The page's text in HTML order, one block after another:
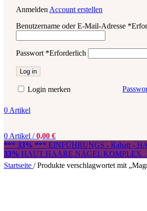
Anmelden Account erstellen
Benutzername oder E-Mail-Adresse *
Passwort *Erforderlich
Log in
Login merken
0 Artikel
0 Artikel / 0,00 €
*** 33% *** EINFÜHRUNGS - Rabatt -
33% HAUT HAARE NÄGEL KOMPLEX
Startseite / Produkte verschlagwortet mit